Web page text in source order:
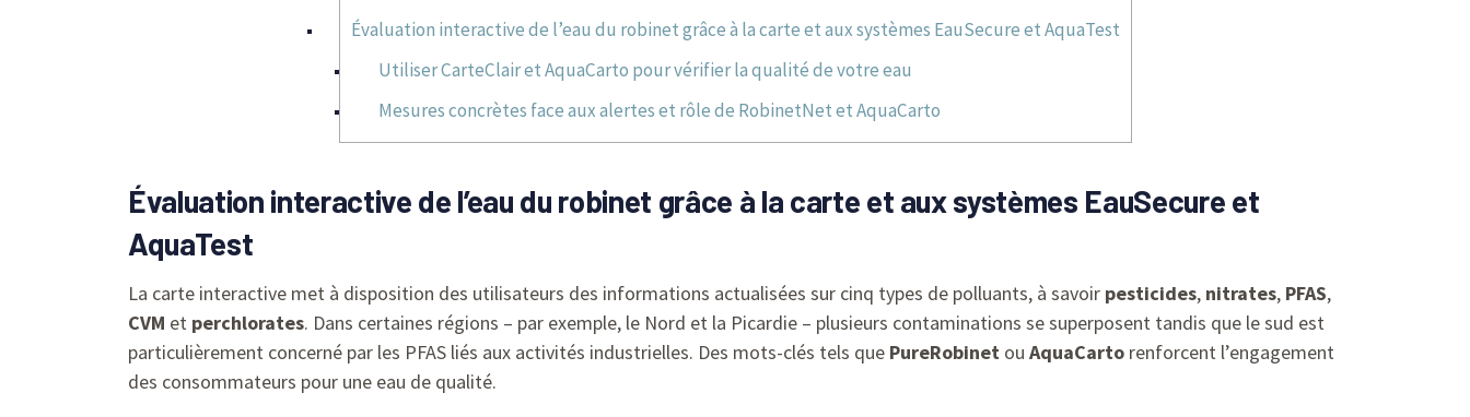
Évaluation interactive de l’eau du robinet grâce à la carte et aux systèmes EauSecure et AquaTest
Utiliser CarteClair et AquaCarto pour vérifier la qualité de votre eau
Mesures concrètes face aux alertes et rôle de RobinetNet et AquaCarto
Évaluation interactive de l’eau du robinet grâce à la carte et aux systèmes EauSecure et
AquaTest
La carte interactive met à disposition des utilisateurs des informations actualisées sur cinq types de polluants, à savoir pesticides, nitrates, PFAS,
CVM et perchlorates. Dans certaines régions – par exemple, le Nord et la Picardie – plusieurs contaminations se superposent tandis que le sud est
particulièrement concerné par les PFAS liés aux activités industrielles. Des mots-clés tels que PureRobinet ou AquaCarto renforcent l’engagement
des consommateurs pour une eau de qualité.